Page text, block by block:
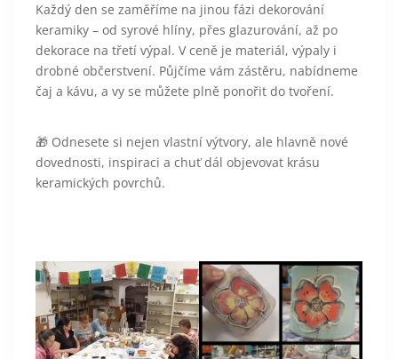
Každý den se zaměříme na jinou fázi dekorování
keramiky – od syrové hlíny, přes glazurování, až po
dekorace na třetí výpal. V ceně je materiál, výpaly i
drobné občerstvení. Půjčíme vám zástěru, nabídneme
čaj a kávu, a vy se můžete plně ponořit do tvoření.
🎁 Odnesete si nejen vlastní výtvory, ale hlavně nové
dovednosti, inspiraci a chuť dál objevovat krásu
keramických povrchů.